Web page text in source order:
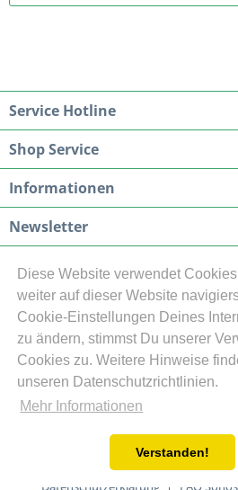
Diese Website verwendet
weiter auf dieser Website
Cookie-Einstellungen Deines
zu ändern, stimmst Du unserer
Cookies zu. Weitere Hinweise
unseren Datenschutzrichtlinien.
Mehr Informationen
Verstanden!
Service Hotline
Shop Service
Informationen
Newsletter
* Alle Preise inkl. gesetzl. Mehrwertsteuer
Nachnahmegebühren, wenn nicht
Cookie-Einstellungen
Sicherheitshinweise zu
Versand und Zahlungsbedingungen
Datenschutzerklärung
FAQ Sonos